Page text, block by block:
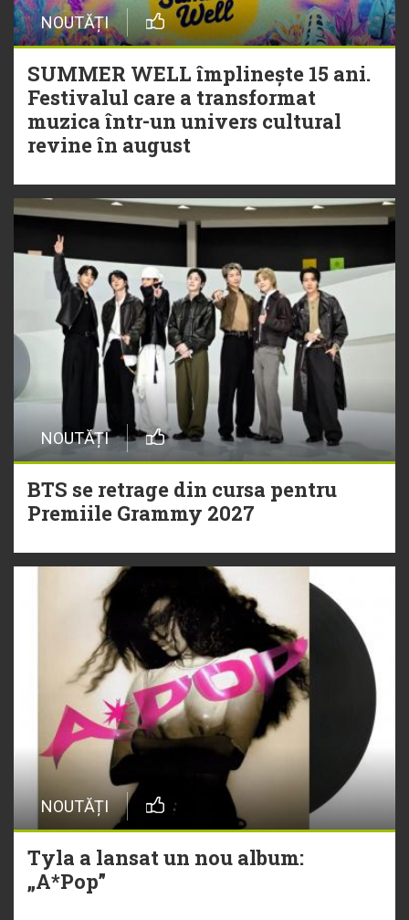
NOUTĂȚI
SUMMER WELL împlinește 15 ani.
Festivalul care a transformat
muzica într-un univers cultural
revine în august
NOUTĂȚI
BTS se retrage din cursa pentru
Premiile Grammy 2027
NOUTĂȚI
Tyla a lansat un nou album:
„A*Pop”